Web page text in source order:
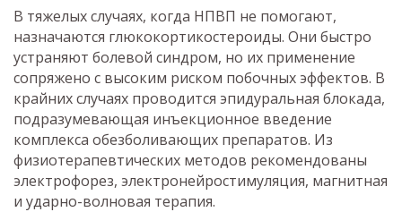
В тяжелых случаях, когда НПВП не помогают,
назначаются глюкокортикостероиды. Они быстро
устраняют болевой синдром, но их применение
сопряжено с высоким риском побочных эффектов. В
крайних случаях проводится эпидуральная блокада,
подразумевающая инъекционное введение
комплекса обезболивающих препаратов. Из
физиотерапевтических методов рекомендованы
электрофорез, электронейростимуляция, магнитная
и ударно-волновая терапия.